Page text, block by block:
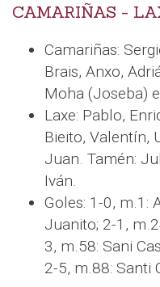
CAMARIÑAS -
Camariñas:
Brais, Anxo,
Moha (Joseba)
Laxe: Pablo,
Bieito, Valentín,
Juan. Tamén:
Iván.
Goles: 1-0, m.1:
Juanito; 2-1,
3, m.58: Sani
2-5, m.88: Santi